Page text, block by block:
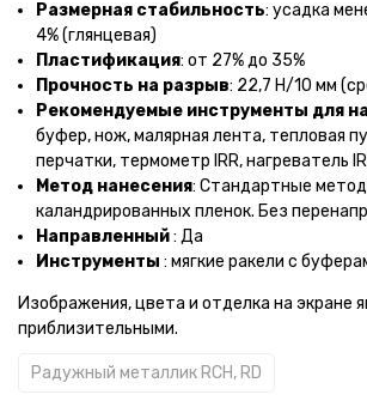
Размерная стабильность: усадка
4% (глянцевая)
Пластификация: от 27% до 35%
Прочность на разрыв: 22,7 Н/10 мм
Рекомендуемые инструменты для
буфер, нож, малярная лента, тепловая
перчатки, термометр IRR, нагреватель
Метод нанесения: Стандартные
каландрированных пленок. Без
Направленный: Да
Инструменты : мягкие ракели с
Изображения, цвета и отделка на экране
приблизительными.
Радужный металлик RCH, RD